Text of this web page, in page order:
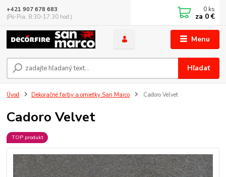
Menu
Hľadať
+421 907 678 683
(Po-Pia, 8:30-17:30 hod.)
0 ks
za 0 €
Úvod Dekoračné farby a omietky San Marco Cadoro Velvet
Cadoro Velvet
TOP produkt